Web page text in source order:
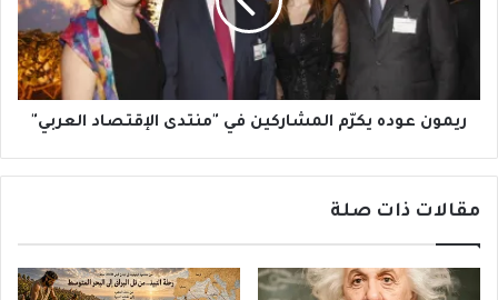
ريمون عوده يكرّم المشاركين في "منتدى الإقتصاد العربي"
مقالات ذات صلة